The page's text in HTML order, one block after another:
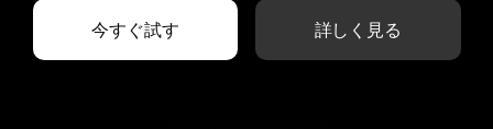
今すぐ試す 詳しく見る